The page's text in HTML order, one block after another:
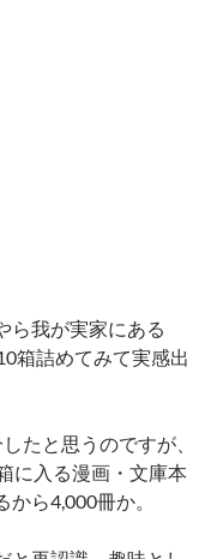
ら我が実家にある
箱詰めてみて実感出
たと思うのですが、
に入る漫画・文庫本
ら4,000冊か。